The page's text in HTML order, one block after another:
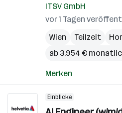
ITSV GmbH
vor 1 Tagen
Wien
Teilzeit
ab 3.954 €
Merken
Einblicke